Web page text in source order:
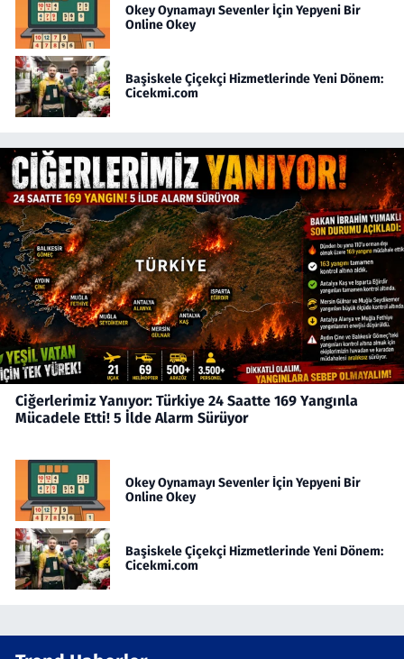
Okey Oynamayı Sevenler İçin Yepyeni Bir
Online Okey
Başiskele Çiçekçi Hizmetlerinde Yeni Dönem:
Cicekmi.com
Ciğerlerimiz Yanıyor: Türkiye 24 Saatte 169 Yangınla
Mücadele Etti! 5 İlde Alarm Sürüyor
Okey Oynamayı Sevenler İçin Yepyeni Bir
Online Okey
Başiskele Çiçekçi Hizmetlerinde Yeni Dönem:
Cicekmi.com